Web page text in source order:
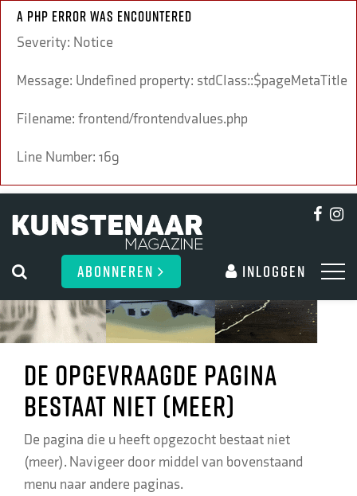
A PHP Error was encountered
Severity: Notice
Message: Undefined property: stdClass::$pageMetaTitle
Filename: frontend/frontendvalues.php
Line Number: 169
ABONNEREN Inloggen
De opgevraagde pagina
bestaat niet (meer)
De pagina die u heeft opgezocht bestaat niet
(meer). Navigeer door middel van bovenstaand
menu naar andere paginas.